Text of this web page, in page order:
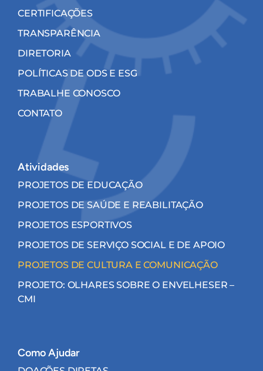
CERTIFICAÇÕES
TRANSPARÊNCIA
DIRETORIA
POLÍTICAS DE ODS E ESG
TRABALHE CONOSCO
CONTATO
Atividades
PROJETOS DE EDUCAÇÃO
PROJETOS DE SAÚDE E REABILITAÇÃO
PROJETOS ESPORTIVOS
PROJETOS DE SERVIÇO SOCIAL E DE APOIO
PROJETOS DE CULTURA E COMUNICAÇÃO
PROJETO: OLHARES SOBRE O ENVELHESER –
CMI
Como Ajudar